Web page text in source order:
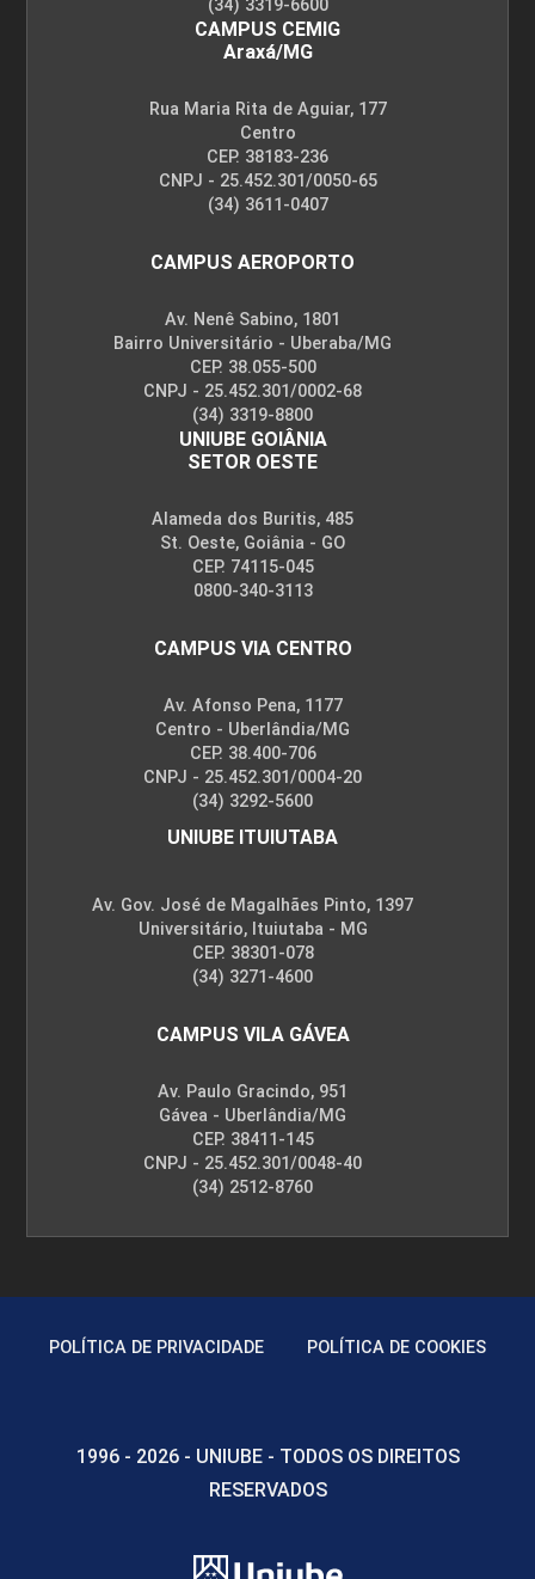
(34) 3319-6600
CAMPUS CEMIG
Araxá/MG
Rua Maria Rita de Aguiar, 177
Centro
CEP. 38183-236
CNPJ - 25.452.301/0050-65
(34) 3611-0407
CAMPUS AEROPORTO
Av. Nenê Sabino, 1801
Bairro Universitário - Uberaba/MG
CEP. 38.055-500
CNPJ - 25.452.301/0002-68
(34) 3319-8800
UNIUBE GOIÂNIA
SETOR OESTE
Alameda dos Buritis, 485
St. Oeste, Goiânia - GO
CEP. 74115-045
0800-340-3113
CAMPUS VIA CENTRO
Av. Afonso Pena, 1177
Centro - Uberlândia/MG
CEP. 38.400-706
CNPJ - 25.452.301/0004-20
(34) 3292-5600
UNIUBE ITUIUTABA
Av. Gov. José de Magalhães Pinto, 1397
Universitário, Ituiutaba - MG
CEP. 38301-078
(34) 3271-4600
CAMPUS VILA GÁVEA
Av. Paulo Gracindo, 951
Gávea - Uberlândia/MG
CEP. 38411-145
CNPJ - 25.452.301/0048-40
(34) 2512-8760
POLÍTICA DE PRIVACIDADE POLÍTICA DE COOKIES
1996 - 2026 - UNIUBE - TODOS OS DIREITOS
RESERVADOS